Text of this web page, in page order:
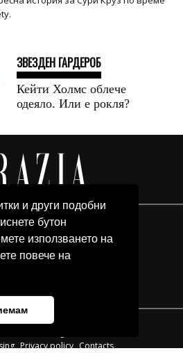
и други подобни
бутон
използването на
повече на
ЗВЕЗДЕН ГАРДЕРОБ
Кейти Холмс облече
одеяло. Или е рокля?
Privacy policy Contacts